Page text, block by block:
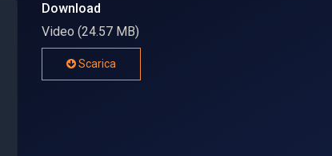
Download
Video (24.57 MB)
Scarica